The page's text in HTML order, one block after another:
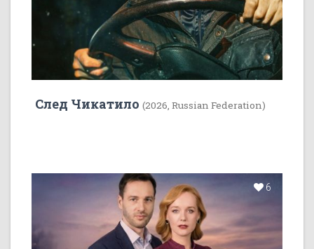
След Чикатило (2026, Russian Federation)
6